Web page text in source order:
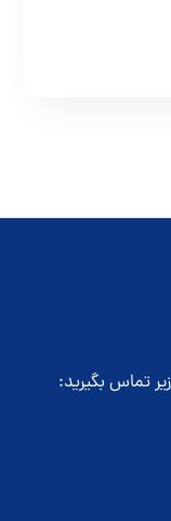
تماس بگیرید: